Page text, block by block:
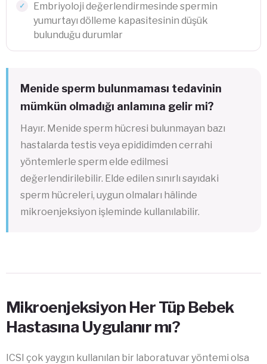
Embriyoloji değerlendirmesinde spermin
yumurtayı dölleme kapasitesinin düşük
bulunduğu durumlar
Menide sperm bulunmaması tedavinin
mümkün olmadığı anlamına gelir mi?
Hayır. Menide sperm hücresi bulunmayan bazı
hastalarda testis veya epididimden cerrahi
yöntemlerle sperm elde edilmesi
değerlendirilebilir. Elde edilen sınırlı sayıdaki
sperm hücreleri, uygun olmaları hâlinde
mikroenjeksiyon işleminde kullanılabilir.
Mikroenjeksiyon Her Tüp Bebek
Hastasına Uygulanır mı?
ICSI çok yaygın kullanılan bir laboratuvar yöntemi olsa